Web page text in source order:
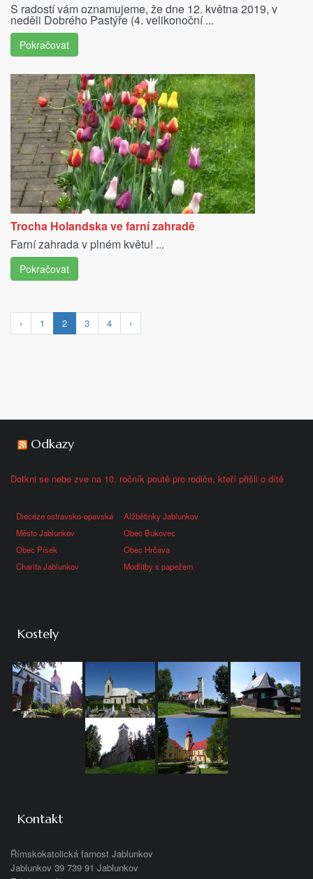
S radostí vám oznamujeme, že dne 12. května 2019, v
neděli Dobrého Pastýře (4. velikonoční ...
Pokračovat
Trocha Holandska ve farní zahradě
Farní zahrada v plném květu! ...
Pokračovat
‹ 1 2 3 4 ›
Odkazy
Dotkni se nebe zve na 10. ročník poutě pro rodiče, kteří přišli o dítě
Diecéze ostravsko-opavská
Alžbětinky Jablunkov
Město Jablunkov
Obec Bukovec
Obec Písek
Obec Hrčava
Charita Jablunkov
Modlitby s papežem
Kostely
Kontakt
Římskokatolická farnost Jablunkov
Jablunkov 39 739 91 Jablunkov